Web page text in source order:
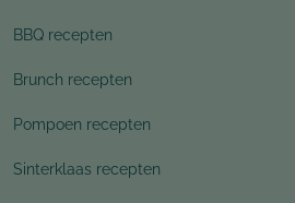
BBQ recepten
Brunch recepten
Pompoen recepten
Sinterklaas recepten